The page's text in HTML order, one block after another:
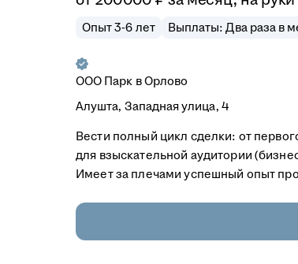
Опыт 3-6 лет Выплаты: Два раза в
ООО Парк в Орлово
Алушта, Западная улица, 4
Вести полный цикл сделки: от
для взыскательной аудитории
Имеет за плечами успешный опыт